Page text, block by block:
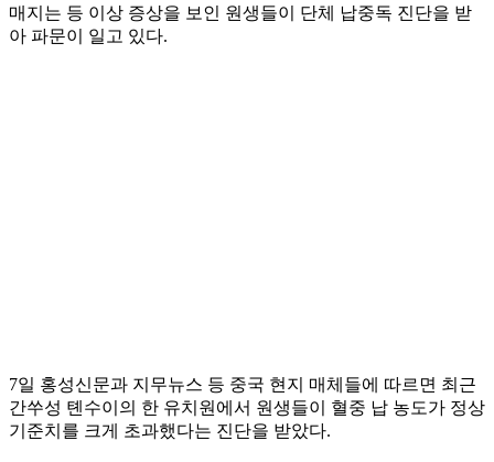
매지는 등 이상 증상을 보인 원생들이 단체 납중독 진단을 받
아 파문이 일고 있다.
7일 홍성신문과 지무뉴스 등 중국 현지 매체들에 따르면 최근
간쑤성 톈수이의 한 유치원에서 원생들이 혈중 납 농도가 정상
기준치를 크게 초과했다는 진단을 받았다.